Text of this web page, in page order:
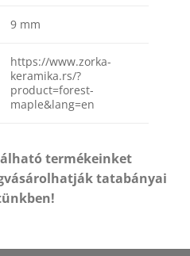
9 mm
https://www.zorka-
keramika.rs/?
product=forest-
maple&lang=en
termékeinket
tatabányai